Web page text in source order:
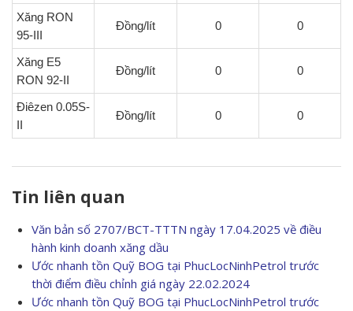
Xăng RON
95-III
Đồng/lít 0 0
Xăng E5
RON 92-II
Đồng/lít 0 0
Điêzen 0.05S-
II
Đồng/lít 0 0
Tin liên quan
Văn bản số 2707/BCT-TTTN ngày 17.04.2025 về điều
hành kinh doanh xăng dầu
Ước nhanh tồn Quỹ BOG tại PhucLocNinhPetrol trước
thời điểm điều chỉnh giá ngày 22.02.2024
Ước nhanh tồn Quỹ BOG tại PhucLocNinhPetrol trước